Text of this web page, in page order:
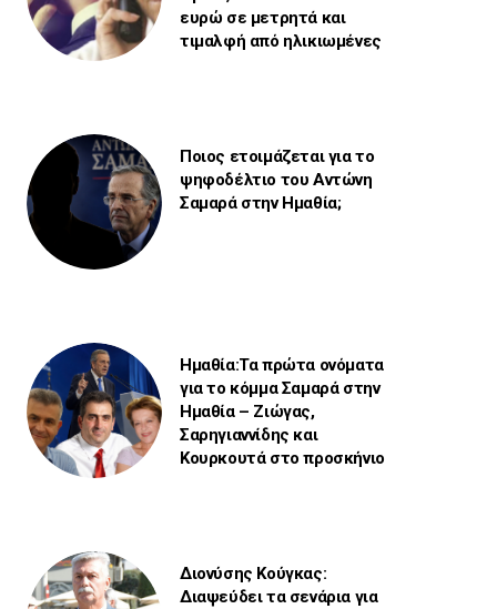
ευρώ σε μετρητά και
τιμαλφή από ηλικιωμένες
Ποιος ετοιμάζεται για το
ψηφοδέλτιο του Αντώνη
Σαμαρά στην Ημαθία;
Ημαθία:Τα πρώτα ονόματα
για το κόμμα Σαμαρά στην
Ημαθία – Ζιώγας,
Σαρηγιαννίδης και
Κουρκουτά στο προσκήνιο
Διονύσης Κούγκας:
Διαψεύδει τα σενάρια για